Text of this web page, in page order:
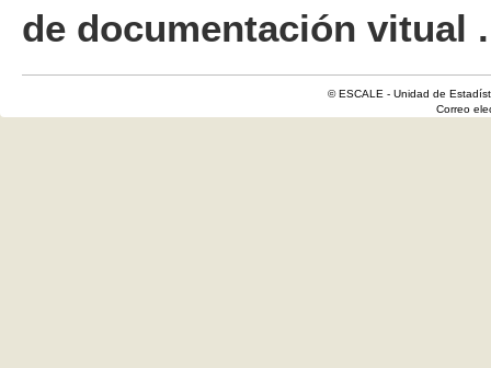
de documentación vitual
© ESCALE - Unidad de
Correo